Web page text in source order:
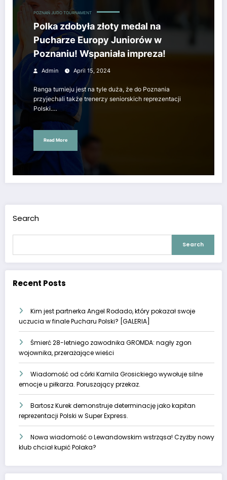
POZNAŃ JUDO TOURNAMENT
Polka zdobyła złoty medal na
Pucharze Europy Juniorów w
Poznaniu! Wspaniała impreza!
Admin April 15, 2024
Ranga turnieju jest na tyle duża, że do Poznania
przyjechali także trenerzy seniorskich reprezentacji
Polski.…
Read More
Search
Search
Recent Posts
Kim jest partnerka Angel Rodado, który pokazał swoje
uczucia w finale Pucharu Polski? [GALERIA]
Śmierć 28-letniego zawodnika GROMDA: nagły zgon
wojownika, przerażające wieści
Wiadomość od córki Kamila Grosickiego wywołuje silne
emocje u piłkarza. Poruszający przekaz.
Bartosz Kurek demonstruje determinację jako kapitan
reprezentacji Polski w Super Express.
Nowa wiadomość o Lewandowskim wstrząsa! Czyżby nowy
klub chciał kupić Polaka?